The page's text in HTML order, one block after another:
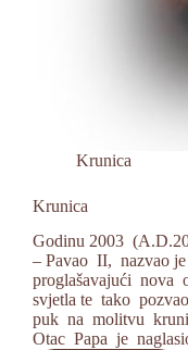
Krunica
Krunica
Godinu 2003
– Pavao II, nazvao
proglašavajući nova
svjetla te tako
puk na molitvu
Otac Papa je